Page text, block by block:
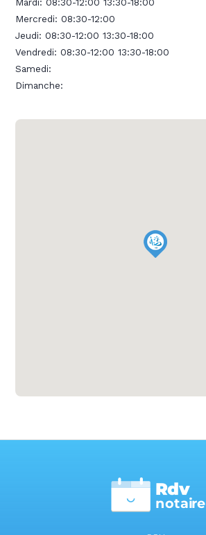
Mardi:08:30-12:00 13:30-18:00
Mercredi:08:30-12:00
Jeudi:08:30-12:00 13:30-18:00
Vendredi:08:30-12:00 13:30-18:00
Samedi:
Dimanche:
notaire
Rdv